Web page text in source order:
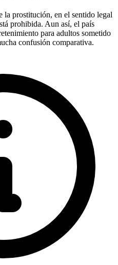
la prostitución, en el sentido legal
prohibida. Aun así, el país
para adultos sometido
confusión comparativa.